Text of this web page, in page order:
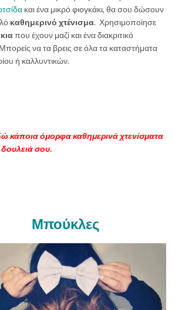
και ένα μικρό φιογκάκι, θα σου δώσουν
καθημερινό χτένισμα. Χρησιμοποίησε
που έχουν μαζί και ένα διακριτικό
να τα βρεις σε όλα τα καταστήματα
ή καλλυντικών.
κάποια όμορφα καθημερινά χτενίσματα
δουλειά σου.
Μπούκλες